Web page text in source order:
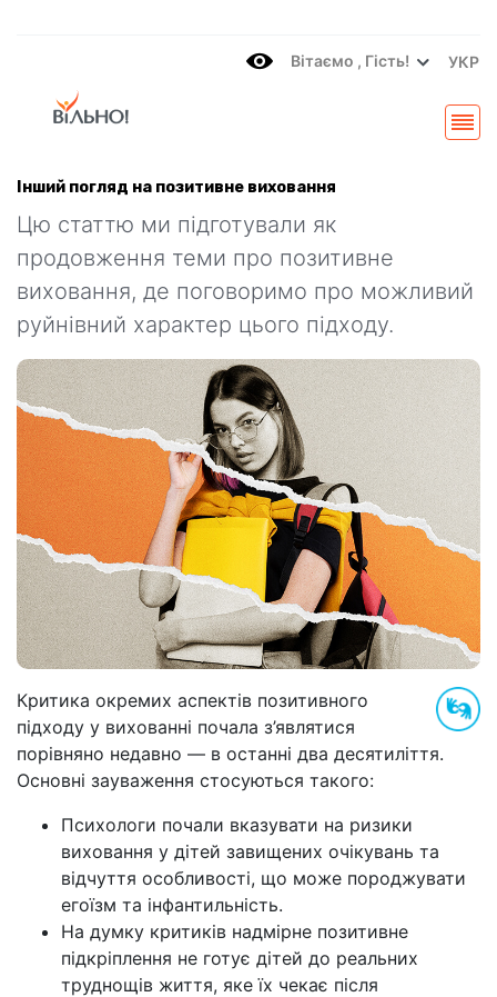
Вітаємo , Гість! УКР
Інший погляд на позитивне виховання
Цю статтю ми підготували як
продовження теми про позитивне
виховання, де поговоримо про можливий
руйнівний характер цього підходу.
Критика окремих аспектів позитивного
підходу у вихованні почала з’являтися
порівняно недавно — в останні два десятиліття.
Основні зауваження стосуються такого:
Психологи почали вказувати на ризики
виховання у дітей завищених очікувань та
відчуття особливості, що може породжувати
егоїзм та інфантильність.
На думку критиків надмірне позитивне
підкріплення не готує дітей до реальних
труднощів життя, яке їх чекає після